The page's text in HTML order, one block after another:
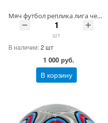
Мяч футбол реплика лига чемпионов 5 раз 5 слоев 450 гр Артикул CX-0067 ШтрихКод
шт
В наличии:2 шт
1 000 руб.
В корзину